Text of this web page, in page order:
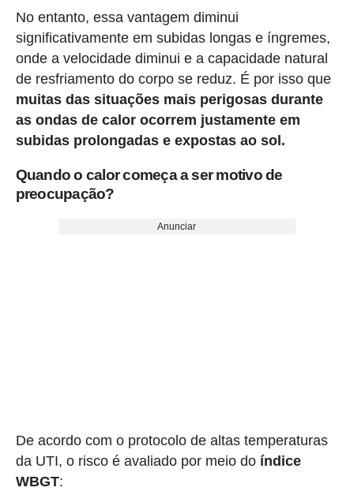
No entanto, essa vantagem diminui
significativamente em subidas longas e íngremes,
onde a velocidade diminui e a capacidade natural
de resfriamento do corpo se reduz. É por isso que
muitas das situações mais perigosas durante
as ondas de calor ocorrem justamente em
subidas prolongadas e expostas ao sol.
Quando o calor começa a ser motivo de
preocupação?
Anunciar
De acordo com o protocolo de altas temperaturas
da UTI, o risco é avaliado por meio do índice
WBGT: